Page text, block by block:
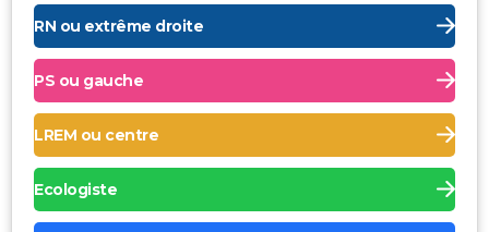
RN ou extrême droite
PS ou gauche
LREM ou centre
Ecologiste